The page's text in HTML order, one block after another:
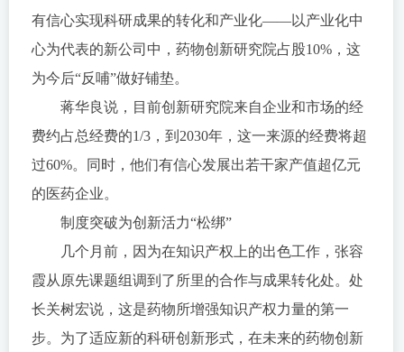
有信心实现科研成果的转化和产业化——以产业化中
心为代表的新公司中，药物创新研究院占股10%，这
为今后“反哺”做好铺垫。
蒋华良说，目前创新研究院来自企业和市场的经
费约占总经费的1/3，到2030年，这一来源的经费将超
过60%。同时，他们有信心发展出若干家产值超亿元
的医药企业。
制度突破为创新活力“松绑”
几个月前，因为在知识产权上的出色工作，张容
霞从原先课题组调到了所里的合作与成果转化处。处
长关树宏说，这是药物所增强知识产权力量的第一
步。为了适应新的科研创新形式，在未来的药物创新